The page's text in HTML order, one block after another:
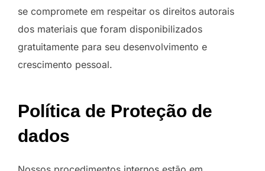
se compromete em respeitar os direitos autorais
dos materiais que foram disponibilizados
gratuitamente para seu desenvolvimento e
crescimento pessoal.
Política de Proteção de
dados